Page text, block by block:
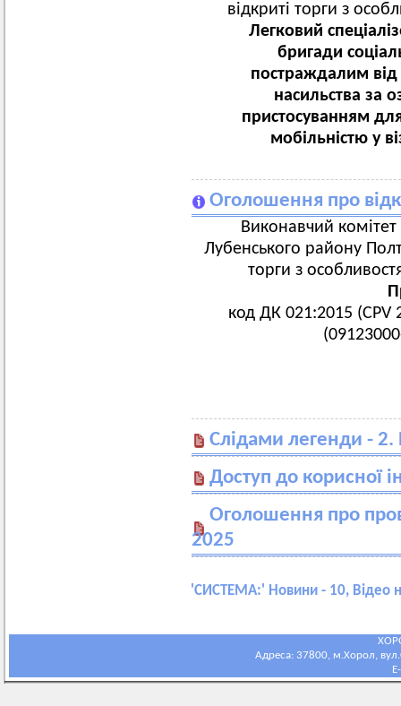
відкриті торги з
Легковий
бригади
постраждалим
насильства за
пристосуванням
мобільністю у
Оголошення про
Виконавчий комітет
Лубенського району
торги з
код ДК 021:2015 (CPV
Слідами легенди - 2.
Доступ до корисної
Оголошення про
2025
'СИСТЕМА:' Новини - 10, Відео
Адреса: 37800, м.Хорол,